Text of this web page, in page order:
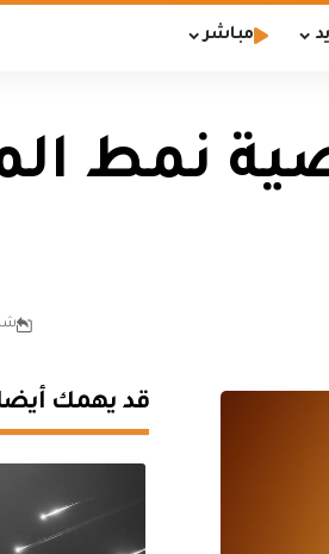
مباشر
نمط
قد يهمك